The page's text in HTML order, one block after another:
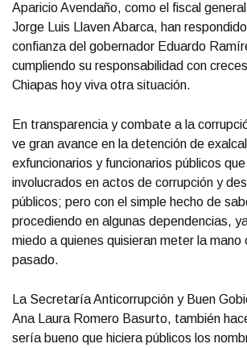
Aparicio Avendaño, como el fiscal
Jorge Luis Llaven Abarca, han
confianza del gobernador Eduardo
cumpliendo su responsabilidad con
Chiapas hoy viva otra situación.
En transparencia y combate a la
ve gran avance en la detención de
exfuncionarios y funcionarios públicos
involucrados en actos de corrupción y
públicos; pero con el simple hecho de
procediendo en algunas dependencias,
miedo a quienes quisieran meter la mano
pasado.
La Secretaría Anticorrupción y Buen
Ana Laura Romero Basurto, también
sería bueno que hiciera públicos los